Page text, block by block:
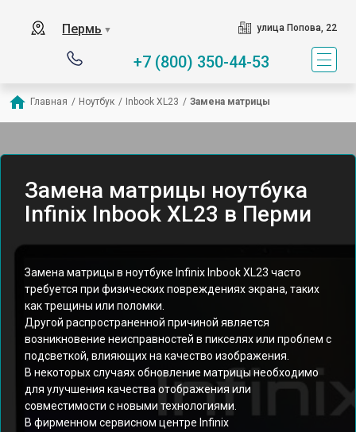
Пермь ▼ улица Попова, 22
+7 (800) 350-44-53
Главная / Ноутбук / Inbook XL23 / Замена матрицы
Замена матрицы ноутбука
Infinix Inbook XL23 в Перми
Замена матрицы в ноутбуке Infinix Inbook XL23 часто
требуется при физических повреждениях экрана, таких
как трещины или поломки.
Другой распространенной причиной является
возникновение неисправностей в пикселях или проблем с
подсветкой, влияющих на качество изображения.
В некоторых случаях обновление матрицы необходимо
для улучшения качества отображения или
совместимости с новыми технологиями.
В фирменном сервисном центре Infinix